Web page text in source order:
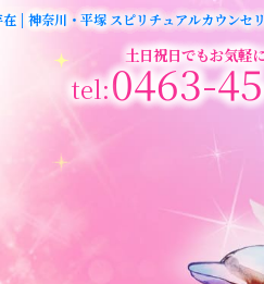
土日祝日でもお気軽
0463-
| 神奈川・平塚 スピリチュアルカウンセ